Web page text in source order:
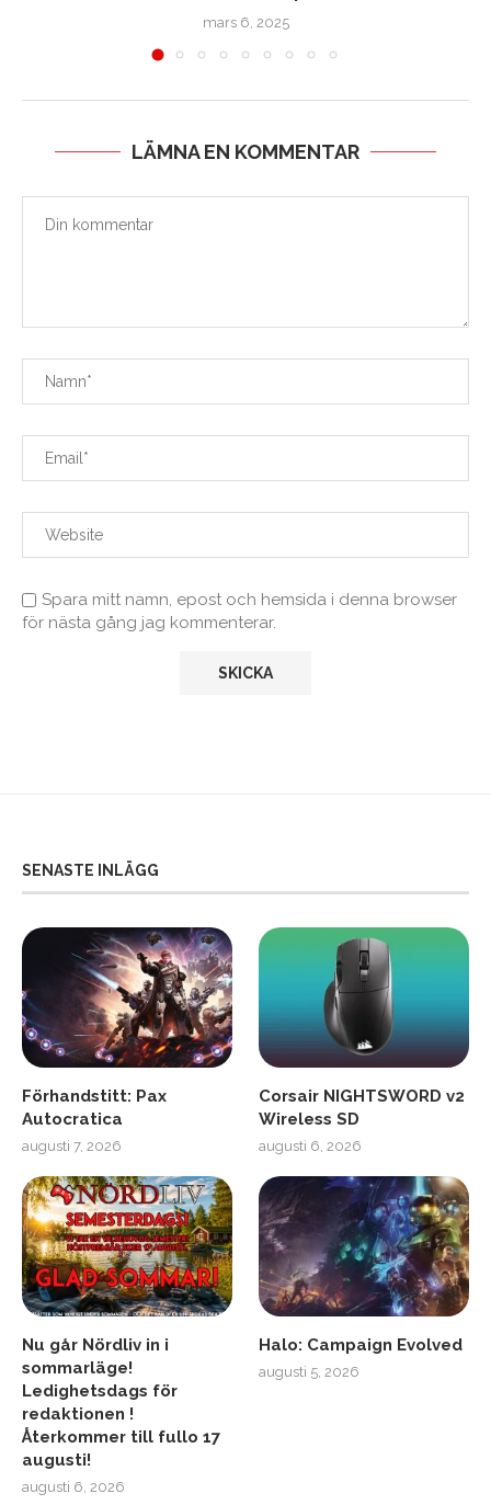
mars 6, 2025
LÄMNA EN KOMMENTAR
Spara mitt namn, epost och hemsida i denna browser
för nästa gång jag kommenterar.
SENASTE INLÄGG
Förhandstitt: Pax
Autocratica
augusti 7, 2026
Corsair NIGHTSWORD v2
Wireless SD
augusti 6, 2026
Nu går Nördliv in i
sommarläge!
Ledighetsdags för
redaktionen !
Återkommer till fullo 17
augusti!
augusti 6, 2026
Halo: Campaign Evolved
augusti 5, 2026